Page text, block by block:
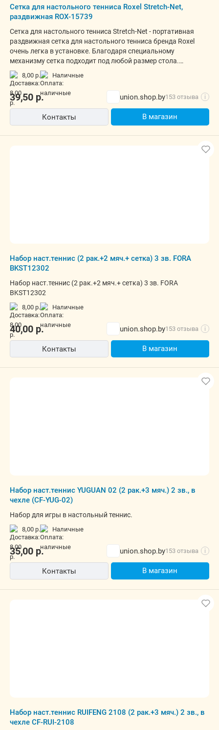
Сетка для настольного тенниса Roxel Stretch-Net,
раздвижная ROX-15739
Сетка для настольного тенниса Stretch-Net - портативная
раздвижная сетка для настольного тенниса бренда Roxel
очень легка в установке. Благодаря специальному
механизму сетка подходит под любой размер стола.
Максимальная толщина столешницы 5 см.
8,00 р. наличные
39,50 р. union.shop.by153 отзыва i
Контакты В магазин
Набор наст.теннис (2 рак.+2 мяч.+ сетка) 3 зв. FORA
BKST12302
Набор наст.теннис (2 рак.+2 мяч.+ сетка) 3 зв. FORA
BKST12302
8,00 р. наличные
40,00 р. union.shop.by153 отзыва i
Контакты В магазин
Набор наст.теннис YUGUAN 02 (2 рак.+3 мяч.) 2 зв., в
чехле (CF-YUG-02)
Набор для игры в настольный теннис.
8,00 р. наличные
35,00 р. union.shop.by153 отзыва i
Контакты В магазин
Набор наст.теннис RUIFENG 2108 (2 рак.+3 мяч.) 2 зв., в
чехле CF-RUI-2108